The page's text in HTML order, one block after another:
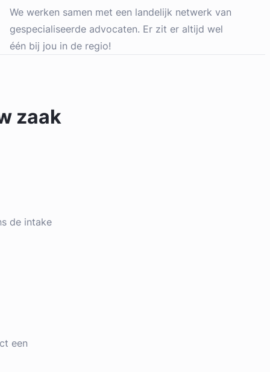
We werken samen met een landelijk netwerk van
gespecialiseerde advocaten. Er zit er altijd wel
één bij jou in de regio!
zaak
de intake
een